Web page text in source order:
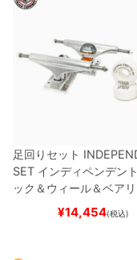
足回りセット
SET インディペンデント
ック＆ウィール＆ベア
（トリック用）
ード スケボー
¥14,454(税込)